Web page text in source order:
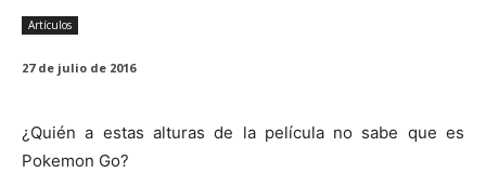
Artículos
27 de julio de 2016
¿Quién a estas alturas de la pelícu­la no sabe que es
Poke­mon Go?